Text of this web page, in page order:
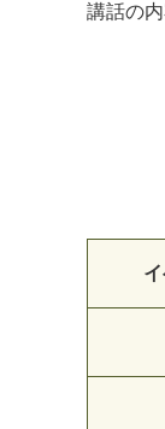
講話の
楽し